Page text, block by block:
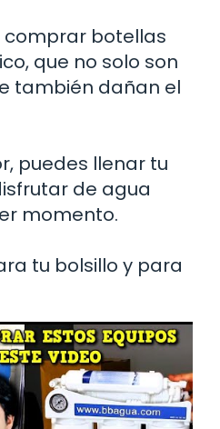
botellas
que no solo son
también dañan el
puedes llenar tu
de agua
momento.
tu bolsillo y para